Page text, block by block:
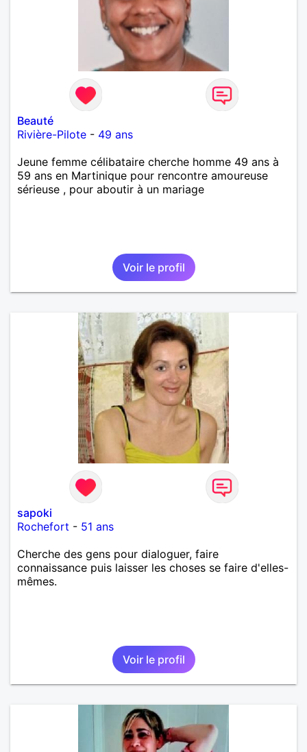
Beauté
Rivière-Pilote - 49 ans
Jeune femme célibataire cherche homme 49 ans à
59 ans en Martinique pour rencontre amoureuse
sérieuse , pour aboutir à un mariage
Voir le profil
sapoki
Rochefort - 51 ans
Cherche des gens pour dialoguer, faire
connaissance puis laisser les choses se faire d'elles-
mêmes.
Voir le profil